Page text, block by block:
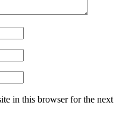
in this browser for the next